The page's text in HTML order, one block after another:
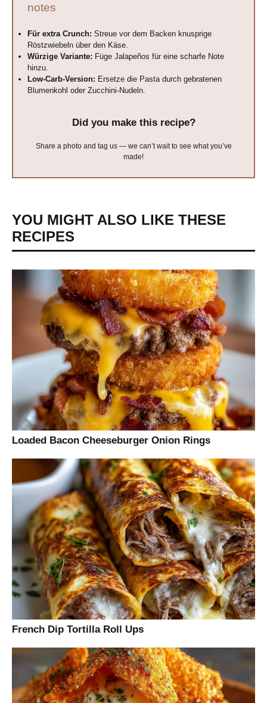
notes
Für extra Crunch: Streue vor dem Backen knusprige
Röstzwiebeln über den Käse.
Würzige Variante: Füge Jalapeños für eine scharfe Note
hinzu.
Low-Carb-Version: Ersetze die Pasta durch gebratenen
Blumenkohl oder Zucchini-Nudeln.
Did you make this recipe?
Share a photo and tag us — we can’t wait to see what you’ve
made!
YOU MIGHT ALSO LIKE THESE
RECIPES
Loaded Bacon Cheeseburger Onion Rings
French Dip Tortilla Roll Ups